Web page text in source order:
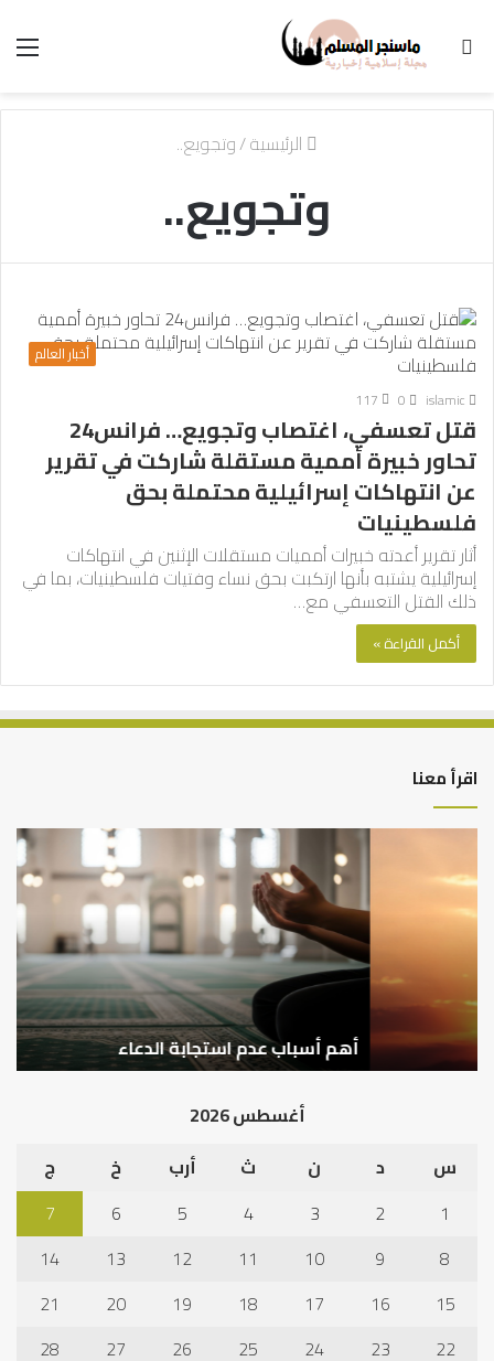
الرئيسية/وتجويع..
وتجويع..
أخبار العالم
islamic
0
117
قتل تعسفي، اغتصاب وتجويع… فرانس24
تحاور خبيرة أممية مستقلة شاركت في تقرير
عن انتهاكات إسرائيلية محتملة بحق
فلسطينيات
أثار تقرير أعدته خبيرات أمميات مستقلات الإثنين في انتهاكات
إسرائيلية يشتبه بأنها ارتكبت بحق نساء وفتيات فلسطينيات، بما في
ذلك القتل التعسفي مع…
أكمل القراءة »
اقرأ معنا
أهم
عدم
استجابة
الدعاء
أهم أسباب عدم استجابة الدعاء
بن
أغسطس 2026
س
د ن ث أرب خ
ج
1
2
3
4
5
6
7
8
9
10
11
12
13
14
15
16
17
18
19
20
21
22
23
24
25
26
27
28